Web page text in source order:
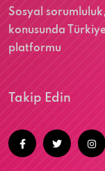
Sosyal
konusunda
platformu
Takip Edin